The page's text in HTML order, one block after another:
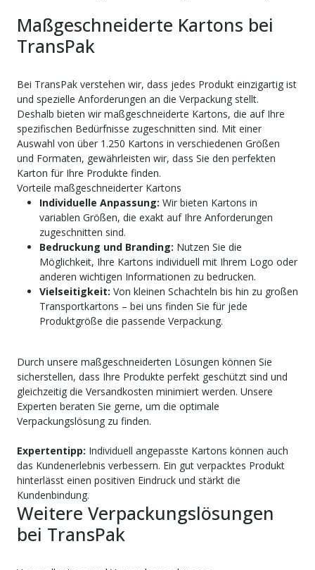
Maßgeschneiderte Kartons bei
TransPak
Bei TransPak verstehen wir, dass jedes Produkt einzigartig ist
und spezielle Anforderungen an die Verpackung stellt.
Deshalb bieten wir maßgeschneiderte Kartons, die auf Ihre
spezifischen Bedürfnisse zugeschnitten sind. Mit einer
Auswahl von über 1.250 Kartons in verschiedenen Größen
und Formaten, gewährleisten wir, dass Sie den perfekten
Karton für Ihre Produkte finden.
Vorteile maßgeschneiderter Kartons
Individuelle Anpassung: Wir bieten Kartons in
variablen Größen, die exakt auf Ihre Anforderungen
zugeschnitten sind.
Bedruckung und Branding: Nutzen Sie die
Möglichkeit, Ihre Kartons individuell mit Ihrem Logo oder
anderen wichtigen Informationen zu bedrucken.
Vielseitigkeit: Von kleinen Schachteln bis hin zu großen
Transportkartons – bei uns finden Sie für jede
Produktgröße die passende Verpackung.
Durch unsere maßgeschneiderten Lösungen können Sie
sicherstellen, dass Ihre Produkte perfekt geschützt sind und
gleichzeitig die Versandkosten minimiert werden. Unsere
Experten beraten Sie gerne, um die optimale
Verpackungslösung zu finden.
Expertentipp: Individuell angepasste Kartons können auch
das Kundenerlebnis verbessern. Ein gut verpacktes Produkt
hinterlässt einen positiven Eindruck und stärkt die
Kundenbindung.
Weitere Verpackungslösungen
bei TransPak